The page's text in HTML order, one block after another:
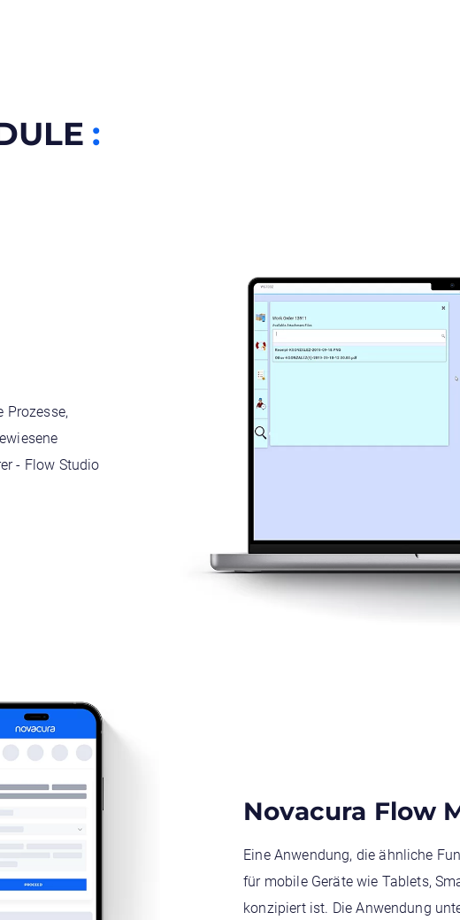
:
Prozesse,
- Flow Studio
Novacura Flow
Eine Anwendung, die ähnliche
für mobile Geräte wie Tablets,
konzipiert ist. Die Anwendung